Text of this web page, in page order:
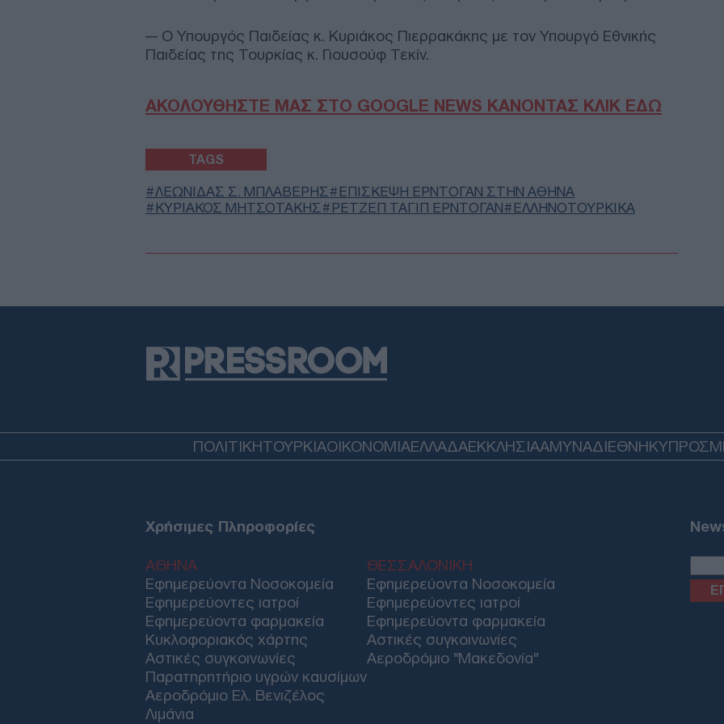
--- Ο Υπουργός Παιδείας κ. Κυριάκος Πιερρακάκης με τον Υπουργό Εθνικής
Παιδείας της Τουρκίας κ. Γιουσούφ Τεκίν.
ΑΚΟΛΟΥΘΗΣΤΕ ΜΑΣ ΣΤΟ GOOGLE NEWS ΚΑΝΟΝΤΑΣ ΚΛΙΚ ΕΔΩ
TAGS
ΛΕΩΝΙΔΑΣ Σ. ΜΠΛΑΒΕΡΗΣ
ΕΠΙΣΚΕΨΗ ΕΡΝΤΟΓΑΝ ΣΤΗΝ ΑΘΗΝΑ
ΚΥΡΙΑΚΟΣ ΜΗΤΣΟΤΑΚΗΣ
ΡΕΤΖΕΠ ΤΑΓΙΠ ΕΡΝΤΟΓΑΝ ΕΛΛΗΝΟΤΟΥΡΚΙΚΑ
ΠΟΛΙΤΙΚΗΤΟΥΡΚΙΑΟΙΚΟΝΟΜΙΑΕΛΛΑΔΑΕΚΚΛΗΣΙΑΑΜΥΝΑΔΙΕΘΝΗΚΥΠΡΟΣ
Χρήσιμες Πληροφορίες
ΑΘΗΝΑ
Εφημερεύοντα Νοσοκομεία
Εφημερεύοντες ιατροί
Εφημερεύοντα φαρμακεία
Κυκλοφοριακός χάρτης
Αστικές συγκοινωνίες
Παρατηρητήριο υγρών καυσίμων
Αεροδρόμιο Ελ. Βενιζέλος
Λιμάνια
ΘΕΣΣΑΛΟΝΙΚΗ
Εφημερεύοντα Νοσοκομεία
Εφημερεύοντες ιατροί
Εφημερεύοντα φαρμακεία
Αστικές συγκοινωνίες
Αεροδρόμιο "Μακεδονία"